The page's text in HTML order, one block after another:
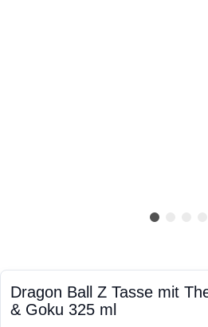
Dragon Ball Z Tasse mit
& Goku 325 ml